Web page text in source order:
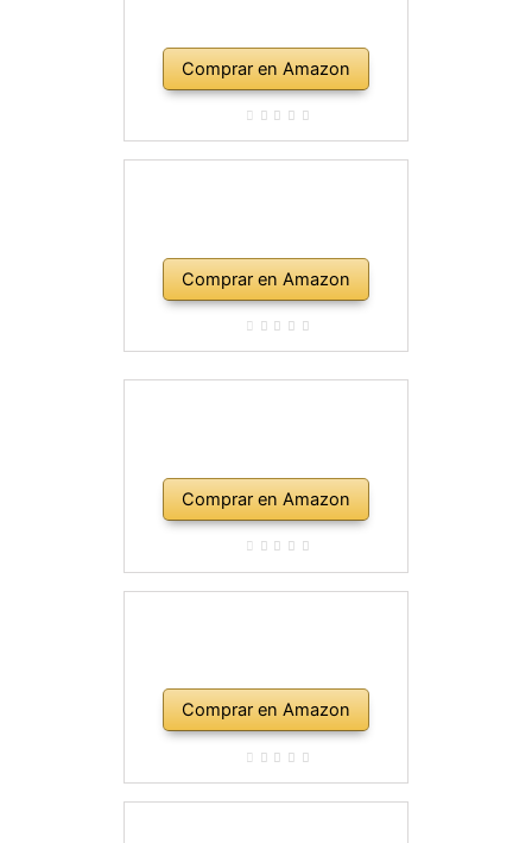
Comprar en Amazon
Comprar en Amazon
Comprar en Amazon
Comprar en Amazon